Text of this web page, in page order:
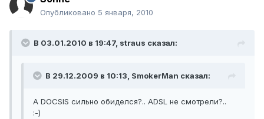
Опубликовано 5 января, 2010
В 03.01.2010 в 19:47, straus сказал:
В 29.12.2009 в 10:13, SmokerMan сказал:
А DOCSIS сильно обиделся?.. ADSL не смотрели?..
:-)